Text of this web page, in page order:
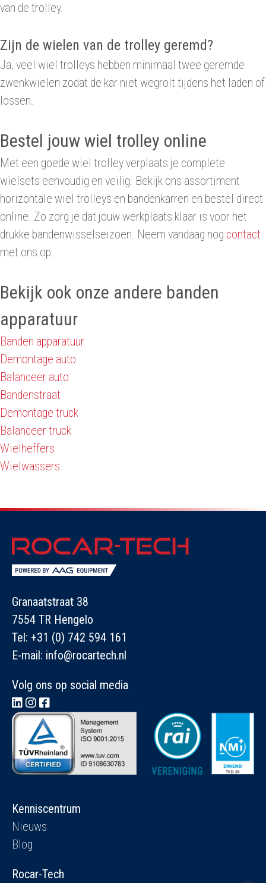
van de trolley.
Zijn de wielen van de trolley geremd?
Ja, veel wiel trolleys hebben minimaal twee geremde
zwenkwielen zodat de kar niet wegrolt tijdens het laden of
lossen.
Bestel jouw wiel trolley online
Met een goede wiel trolley verplaats je complete
wielsets eenvoudig en veilig. Bekijk ons assortiment
horizontale wiel trolleys en bandenkarren en bestel direct
online. Zo zorg je dat jouw werkplaats klaar is voor het
drukke bandenwisselseizoen. Neem vandaag nog contact
met ons op.
Bekijk ook onze andere banden
apparatuur
Banden apparatuur
Demontage auto
Balanceer auto
Bandenstraat
Demontage truck
Balanceer truck
Wielheffers
Wielwassers
Granaatstraat 38
7554 TR Hengelo
Tel: +31 (0) 742 594 161
E-mail: info@rocartech.nl
Volg ons op social media
Kenniscentrum
Nieuws
Blog
Rocar-Tech